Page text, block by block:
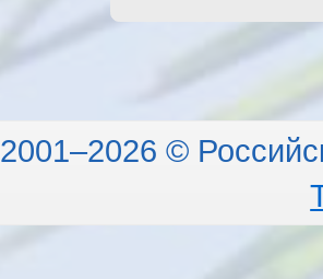
2001–2026 ©